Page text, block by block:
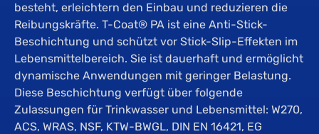
besteht, erleichtern den Einbau und reduzieren die
Reibungskräfte. T-Coat® PA ist eine Anti-Stick-
Beschichtung und schützt vor Stick-Slip-Effekten im
Lebensmittelbereich. Sie ist dauerhaft und ermöglicht
dynamische Anwendungen mit geringer Belastung.
Diese Beschichtung verfügt über folgende
Zulassungen für Trinkwasser und Lebensmittel: W270,
ACS, WRAS, NSF, KTW-BWGL, DIN EN 16421, EG